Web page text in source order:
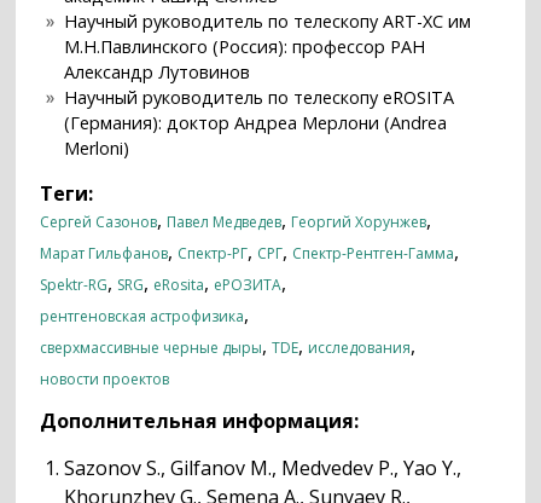
Научный руководитель по телескопу ART-XC им
М.Н.Павлинского (Россия): профессор РАН
Александр Лутовинов
Научный руководитель по телескопу eROSITA
(Германия): доктор Андреа Мерлони (Andrea
Merloni)
Теги:
Сергей Сазонов, Павел Медведев, Георгий Хорунжев,
Марат Гильфанов, Спектр-РГ, СРГ, Спектр-Рентген-Гамма,
Spektr-RG, SRG, eRosita, еРОЗИТА,
рентгеновская астрофизика,
сверхмассивные черные дыры,TDE, исследования,
новости проектов
Дополнительная информация:
Sazonov S., Gilfanov M., Medvedev P., Yao Y.,
Khorunzhev G., Semena A., Sunyaev R.,